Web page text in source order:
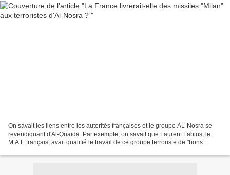
On savait les liens entre les autorités françaises et le groupe AL-Nosra se
revendiquant d'Al-Quaïda. Par exemple, on savait que Laurent Fabius, le
M.A.E français, avait qualifié le travail de ce groupe terroriste de "bons